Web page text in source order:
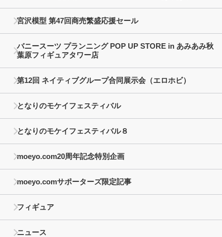
宮沢模型 第47回商売繁盛応援セール
バニースーツ プランニング POP UP STORE in あみあみ秋
葉原フィギュアタワー店
第12回 ネイティブグループ合同展示会（エロホビ）
となりのモケイフェスティバル
となりのモケイフェスティバル８
moeyo.com20周年記念特別企画
moeyo.comサポーターズ限定記事
フィギュア
ニュース